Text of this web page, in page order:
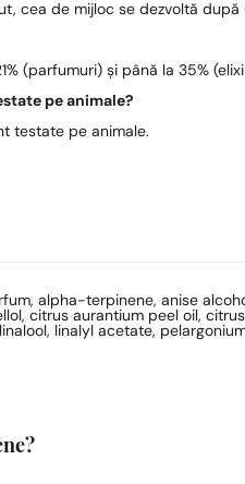
cea de mijloc se dezvoltă
(parfumuri) și până la 35%
pe animale?
testate pe animale.
alpha-terpinene, anise
citrus aurantium peel oil,
linalyl acetate,